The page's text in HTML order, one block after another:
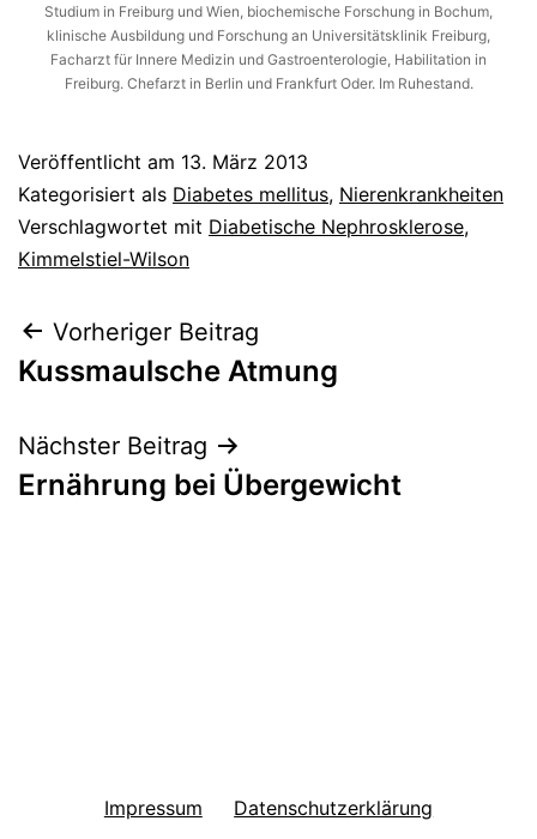
Studium in Freiburg und Wien, biochemische Forschung in Bochum,
klinische Ausbildung und Forschung an Universitätsklinik Freiburg,
Facharzt für Innere Medizin und Gastroenterologie, Habilitation in
Freiburg. Chefarzt in Berlin und Frankfurt Oder. Im Ruhestand.
Veröffentlicht am 13. März 2013
Kategorisiert als Diabetes mellitus, Nierenkrankheiten
Verschlagwortet mit Diabetische Nephrosklerose,
Kimmelstiel-Wilson
Beitragsnavigation
Vorheriger Beitrag
Kussmaulsche Atmung
Nächster Beitrag
Ernährung bei Übergewicht
Impressum Datenschutzerklärung